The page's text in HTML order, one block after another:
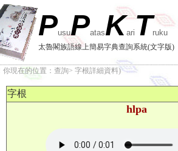
PusuPatasKariTruku
太魯閣族語線上簡易字典查詢系統(文字版)
你現在的位置：查詢> 字根詳細資料)
字根
hlpa